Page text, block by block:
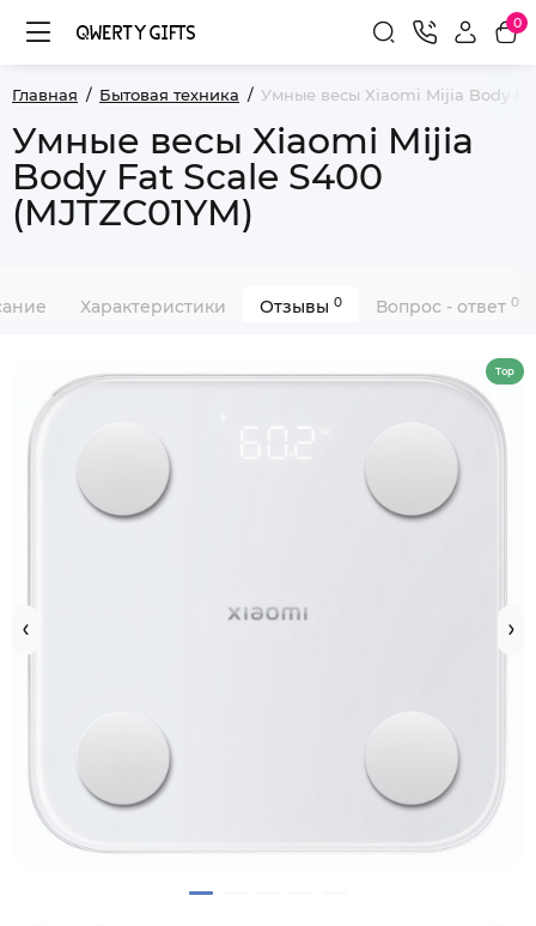
0
Главная Бытовая техника Умные весы Xiaomi Mijia Body Fat
Умные весы Xiaomi Mijia
Body Fat Scale S400
(MJTZC01YM)
Характеристики Отзывы 0 Вопрос - ответ 0
Top